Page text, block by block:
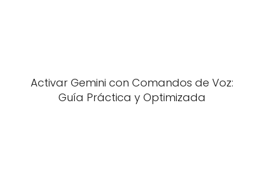
Activar Gemini con Comandos de Voz:
Guía Práctica y Optimizada